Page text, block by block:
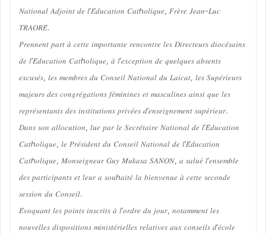
𝑁𝑎𝑡𝑖𝑜𝑛𝑎𝑙 𝐴𝑑𝑗𝑜𝑖𝑛𝑡 𝑑𝑒 𝑙’𝐸́𝑑𝑢𝑐𝑎𝑡𝑖𝑜𝑛 𝐶𝑎𝑡ℎ𝑜𝑙𝑖𝑞𝑢𝑒, 𝐹𝑟𝑒̀𝑟𝑒 𝐽𝑒𝑎𝑛-𝐿𝑢𝑐
𝑇𝑅𝐴𝑂𝑅𝐸́.
𝑃𝑟𝑒𝑛𝑛𝑒𝑛𝑡 𝑝𝑎𝑟𝑡 𝑎̀ 𝑐𝑒𝑡𝑡𝑒 𝑖𝑚𝑝𝑜𝑟𝑡𝑎𝑛𝑡𝑒 𝑟𝑒𝑛𝑐𝑜𝑛𝑡𝑟𝑒 𝑙𝑒𝑠 𝐷𝑖𝑟𝑒𝑐𝑡𝑒𝑢𝑟𝑠 𝑑𝑖𝑜𝑐𝑒́𝑠𝑎𝑖𝑛𝑠
𝑑𝑒 𝑙’𝐸́𝑑𝑢𝑐𝑎𝑡𝑖𝑜𝑛 𝐶𝑎𝑡ℎ𝑜𝑙𝑖𝑞𝑢𝑒, 𝑎̀ 𝑙’𝑒𝑥𝑐𝑒𝑝𝑡𝑖𝑜𝑛 𝑑𝑒 𝑞𝑢𝑒𝑙𝑞𝑢𝑒𝑠 𝑎𝑏𝑠𝑒𝑛𝑡𝑠
𝑒𝑥𝑐𝑢𝑠𝑒́𝑠, 𝑙𝑒𝑠 𝑚𝑒𝑚𝑏𝑟𝑒𝑠 𝑑𝑢 𝐶𝑜𝑛𝑠𝑒𝑖𝑙 𝑁𝑎𝑡𝑖𝑜𝑛𝑎𝑙 𝑑𝑢 𝐿𝑎𝑖𝑐𝑎𝑡, 𝑙𝑒𝑠 𝑆𝑢𝑝𝑒́𝑟𝑖𝑒𝑢𝑟𝑠
𝑚𝑎𝑗𝑒𝑢𝑟𝑠 𝑑𝑒𝑠 𝑐𝑜𝑛𝑔𝑟𝑒́𝑔𝑎𝑡𝑖𝑜𝑛𝑠 𝑓𝑒́𝑚𝑖𝑛𝑖𝑛𝑒𝑠 𝑒𝑡 𝑚𝑎𝑠𝑐𝑢𝑙𝑖𝑛𝑒𝑠 𝑎𝑖𝑛𝑠𝑖 𝑞𝑢𝑒 𝑙𝑒𝑠
𝑟𝑒𝑝𝑟𝑒́𝑠𝑒𝑛𝑡𝑎𝑛𝑡𝑠 𝑑𝑒𝑠 𝑖𝑛𝑠𝑡𝑖𝑡𝑢𝑡𝑖𝑜𝑛𝑠 𝑝𝑟𝑖𝑣𝑒́𝑒𝑠 𝑑’𝑒𝑛𝑠𝑒𝑖𝑔𝑛𝑒𝑚𝑒𝑛𝑡 𝑠𝑢𝑝𝑒́𝑟𝑖𝑒𝑢𝑟.
𝐷𝑎𝑛𝑠 𝑠𝑜𝑛 𝑎𝑙𝑙𝑜𝑐𝑢𝑡𝑖𝑜𝑛, 𝑙𝑢𝑒 𝑝𝑎𝑟 𝑙𝑒 𝑆𝑒𝑐𝑟𝑒́𝑡𝑎𝑖𝑟𝑒 𝑁𝑎𝑡𝑖𝑜𝑛𝑎𝑙 𝑑𝑒 𝑙’𝐸́𝑑𝑢𝑐𝑎𝑡𝑖𝑜𝑛
𝐶𝑎𝑡ℎ𝑜𝑙𝑖𝑞𝑢𝑒, 𝑙𝑒 𝑃𝑟𝑒́𝑠𝑖𝑑𝑒𝑛𝑡 𝑑𝑢 𝐶𝑜𝑛𝑠𝑒𝑖𝑙 𝑁𝑎𝑡𝑖𝑜𝑛𝑎𝑙 𝑑𝑒 𝑙’𝐸́𝑑𝑢𝑐𝑎𝑡𝑖𝑜𝑛
𝐶𝑎𝑡ℎ𝑜𝑙𝑖𝑞𝑢𝑒, 𝑀𝑜𝑛𝑠𝑒𝑖𝑔𝑛𝑒𝑢𝑟 𝐺𝑢𝑦 𝑀𝑢𝑘𝑎𝑠𝑎 𝑆𝐴𝑁𝑂𝑁, 𝑎 𝑠𝑎𝑙𝑢𝑒́ 𝑙’𝑒𝑛𝑠𝑒𝑚𝑏𝑙𝑒
𝑑𝑒𝑠 𝑝𝑎𝑟𝑡𝑖𝑐𝑖𝑝𝑎𝑛𝑡𝑠 𝑒𝑡 𝑙𝑒𝑢𝑟 𝑎 𝑠𝑜𝑢ℎ𝑎𝑖𝑡𝑒́ 𝑙𝑎 𝑏𝑖𝑒𝑛𝑣𝑒𝑛𝑢𝑒 𝑎̀ 𝑐𝑒𝑡𝑡𝑒 𝑠𝑒𝑐𝑜𝑛𝑑𝑒
𝑠𝑒𝑠𝑠𝑖𝑜𝑛 𝑑𝑢 𝐶𝑜𝑛𝑠𝑒𝑖𝑙.
𝐸́𝑣𝑜𝑞𝑢𝑎𝑛𝑡 𝑙𝑒𝑠 𝑝𝑜𝑖𝑛𝑡𝑠 𝑖𝑛𝑠𝑐𝑟𝑖𝑡𝑠 𝑎̀ 𝑙’𝑜𝑟𝑑𝑟𝑒 𝑑𝑢 𝑗𝑜𝑢𝑟, 𝑛𝑜𝑡𝑎𝑚𝑚𝑒𝑛𝑡 𝑙𝑒𝑠
𝑛𝑜𝑢𝑣𝑒𝑙𝑙𝑒𝑠 𝑑𝑖𝑠𝑝𝑜𝑠𝑖𝑡𝑖𝑜𝑛𝑠 𝑚𝑖𝑛𝑖𝑠𝑡𝑒́𝑟𝑖𝑒𝑙𝑙𝑒𝑠 𝑟𝑒𝑙𝑎𝑡𝑖𝑣𝑒𝑠 𝑎𝑢𝑥 𝑐𝑜𝑛𝑠𝑒𝑖𝑙𝑠 𝑑’𝑒́𝑐𝑜𝑙𝑒